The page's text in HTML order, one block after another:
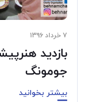
۷ خرداد ۱۳۹۶
بازدید
جومونگ
بیشتر بخوانید